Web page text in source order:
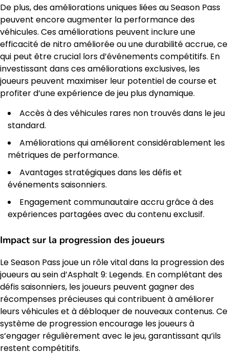
De plus, des améliorations uniques liées au Season Pass
peuvent encore augmenter la performance des
véhicules. Ces améliorations peuvent inclure une
efficacité de nitro améliorée ou une durabilité accrue, ce
qui peut être crucial lors d’événements compétitifs. En
investissant dans ces améliorations exclusives, les
joueurs peuvent maximiser leur potentiel de course et
profiter d’une expérience de jeu plus dynamique.
Accès à des véhicules rares non trouvés dans le jeu
standard.
Améliorations qui améliorent considérablement les
métriques de performance.
Avantages stratégiques dans les défis et
événements saisonniers.
Engagement communautaire accru grâce à des
expériences partagées avec du contenu exclusif.
Impact sur la progression des joueurs
Le Season Pass joue un rôle vital dans la progression des
joueurs au sein d’Asphalt 9: Legends. En complétant des
défis saisonniers, les joueurs peuvent gagner des
récompenses précieuses qui contribuent à améliorer
leurs véhicules et à débloquer de nouveaux contenus. Ce
système de progression encourage les joueurs à
s’engager régulièrement avec le jeu, garantissant qu’ils
restent compétitifs.